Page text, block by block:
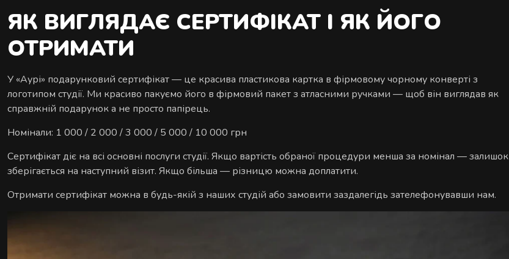
ЯК ВИГЛЯДАЄ СЕРТИФІКАТ І ЯК ЙОГО
ОТРИМАТИ
У «Аурі» подарунковий сертифікат — це красива пластикова картка в фірмовому чорному конверті з
логотипом студії. Ми красиво пакуємо його в фірмовий пакет з атласними ручками — щоб він виглядав як
справжній подарунок а не просто папірець.
Номінали: 1 000 / 2 000 / 3 000 / 5 000 / 10 000 грн
Сертифікат діє на всі основні послуги студії. Якщо вартість обраної процедури менша за номінал — залишок
зберігається на наступний візит. Якщо більша — різницю можна доплатити.
Отримати сертифікат можна в будь-якій з наших студій або замовити заздалегідь зателефонувавши нам.